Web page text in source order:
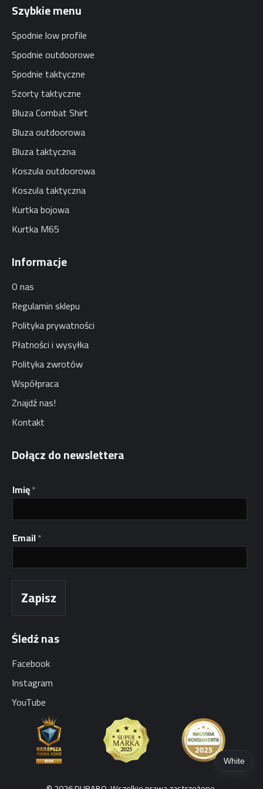
Szybkie menu
Spodnie low profile
Spodnie outdoorowe
Spodnie taktyczne
Szorty taktyczne
Bluza Combat Shirt
Bluza outdoorowa
Bluza taktyczna
Koszula outdoorowa
Koszula taktyczna
Kurtka bojowa
Kurtka M65
Informacje
O nas
Regulamin sklepu
Polityka prywatności
Płatności i wysyłka
Polityka zwrotów
Współpraca
Znajdź nas!
Kontakt
Dołącz do newslettera
Imię*
E
m
i
I
m
i
ę
Email*
Zapisz
Śledź nas
Facebook
Instagram
YouTube
White